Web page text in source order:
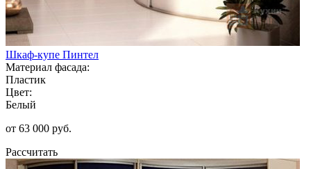
Шкаф-купе Пинтел
Материал фасада:
Пластик
Цвет:
Белый
от 63 000 руб.
Рассчитать